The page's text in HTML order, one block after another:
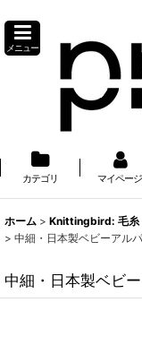
メニュー
カテゴリ マイページ
ホーム > Knittingbird: 毛糸
> 中細・日本製ベビーアル
中細・日本製ベビ